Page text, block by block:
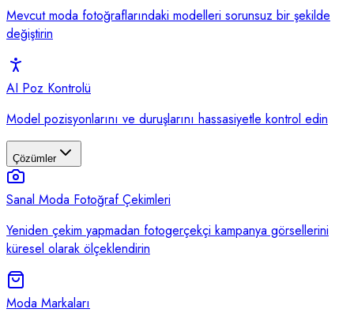
Mevcut moda fotoğraflarındaki modelleri sorunsuz bir şekilde
değiştirin
AI Poz Kontrolü
Model pozisyonlarını ve duruşlarını hassasiyetle kontrol edin
Çözümler
Sanal Moda Fotoğraf Çekimleri
Yeniden çekim yapmadan fotogerçekçi kampanya görsellerini
küresel olarak ölçeklendirin
Moda Markaları